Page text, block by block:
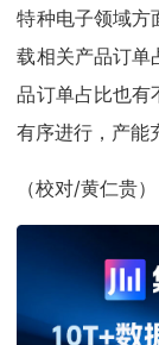
特种电子领域方
载相关产品订单
品订单占比也有
有序进行，产能
（校对/黄仁贵）